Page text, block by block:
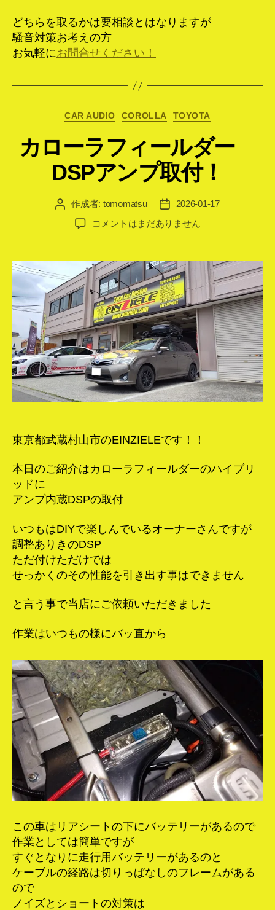
どちらを取るかは要相談とはなりますが
騒音対策お考えの方
お気軽にお問合せください！
カ
ゴ
リ
ー
CAR AUDIO COROLLA TOYOTA
カローラフィールダー
DSPアンプ取付！
投 作成者: tomomatsu
投
稿
日
2026-01-17
カ
ラ
フ
ィ
ー
ル
ダ
ー
DSP
ア
ン
プ
へ
コメントはまだありません
東京都武蔵村山市のEINZIELEです！！
本日のご紹介はカローラフィールダーのハイブリ
ッドに
アンプ内蔵DSPの取付
いつもはDIYで楽しんでいるオーナーさんですが
調整ありきのDSP
ただ付けただけでは
せっかくのその性能を引き出す事はできません
と言う事で当店にご依頼いただきました
作業はいつもの様にバッ直から
この車はリアシートの下にバッテリーがあるので
作業としては簡単ですが
すぐとなりに走行用バッテリーがあるのと
ケーブルの経路は切りっぱなしのフレームがある
ので
ノイズとショートの対策は